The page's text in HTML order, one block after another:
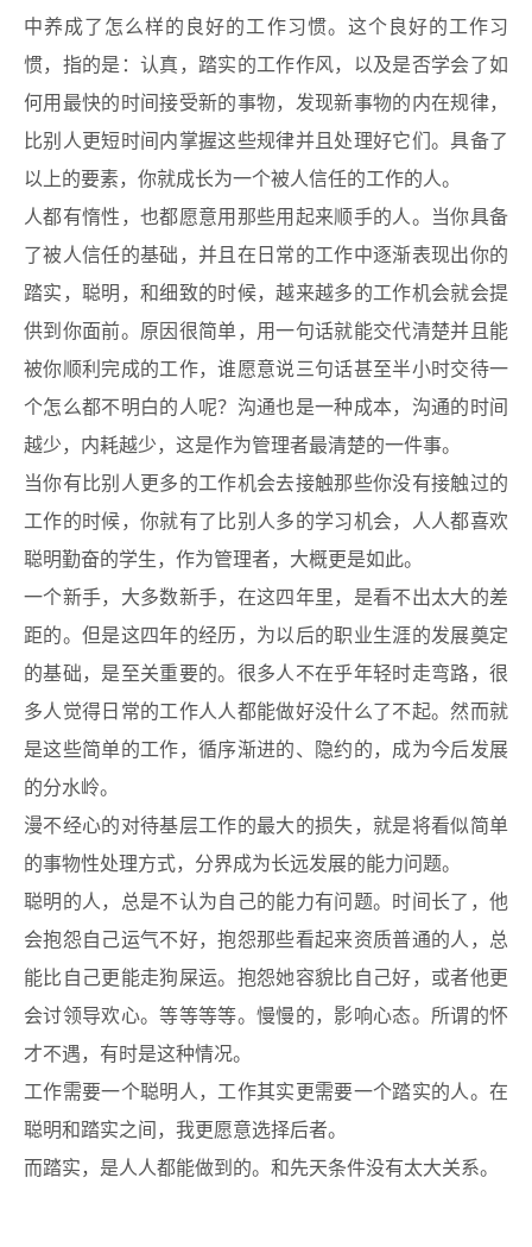
中养成了怎么样的良好的工作习惯。这个良好的工作习
惯，指的是：认真，踏实的工作作风，以及是否学会了如
何用最快的时间接受新的事物，发现新事物的内在规律，
比别人更短时间内掌握这些规律并且处理好它们。具备了
以上的要素，你就成长为一个被人信任的工作的人。
人都有惰性，也都愿意用那些用起来顺手的人。当你具备
了被人信任的基础，并且在日常的工作中逐渐表现出你的
踏实，聪明，和细致的时候，越来越多的工作机会就会提
供到你面前。原因很简单，用一句话就能交代清楚并且能
被你顺利完成的工作，谁愿意说三句话甚至半小时交待一
个怎么都不明白的人呢？沟通也是一种成本，沟通的时间
越少，内耗越少，这是作为管理者最清楚的一件事。
当你有比别人更多的工作机会去接触那些你没有接触过的
工作的时候，你就有了比别人多的学习机会，人人都喜欢
聪明勤奋的学生，作为管理者，大概更是如此。
一个新手，大多数新手，在这四年里，是看不出太大的差
距的。但是这四年的经历，为以后的职业生涯的发展奠定
的基础，是至关重要的。很多人不在乎年轻时走弯路，很
多人觉得日常的工作人人都能做好没什么了不起。然而就
是这些简单的工作，循序渐进的、隐约的，成为今后发展
的分水岭。
漫不经心的对待基层工作的最大的损失，就是将看似简单
的事物性处理方式，分界成为长远发展的能力问题。
聪明的人，总是不认为自己的能力有问题。时间长了，他
会抱怨自己运气不好，抱怨那些看起来资质普通的人，总
能比自己更能走狗屎运。抱怨她容貌比自己好，或者他更
会讨领导欢心。等等等等。慢慢的，影响心态。所谓的怀
才不遇，有时是这种情况。
工作需要一个聪明人，工作其实更需要一个踏实的人。在
聪明和踏实之间，我更愿意选择后者。
而踏实，是人人都能做到的。和先天条件没有太大关系。